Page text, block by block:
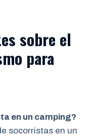
sobre el
para
en un camping?
socorristas en un